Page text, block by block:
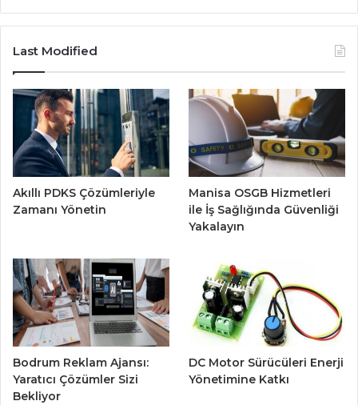
Last Modified
Akıllı PDKS Çözümleriyle
Zamanı Yönetin
Manisa OSGB Hizmetleri
ile İş Sağlığında Güvenliği
Yakalayın
Bodrum Reklam Ajansı:
Yaratıcı Çözümler Sizi
Bekliyor
DC Motor Sürücüleri Enerji
Yönetimine Katkı